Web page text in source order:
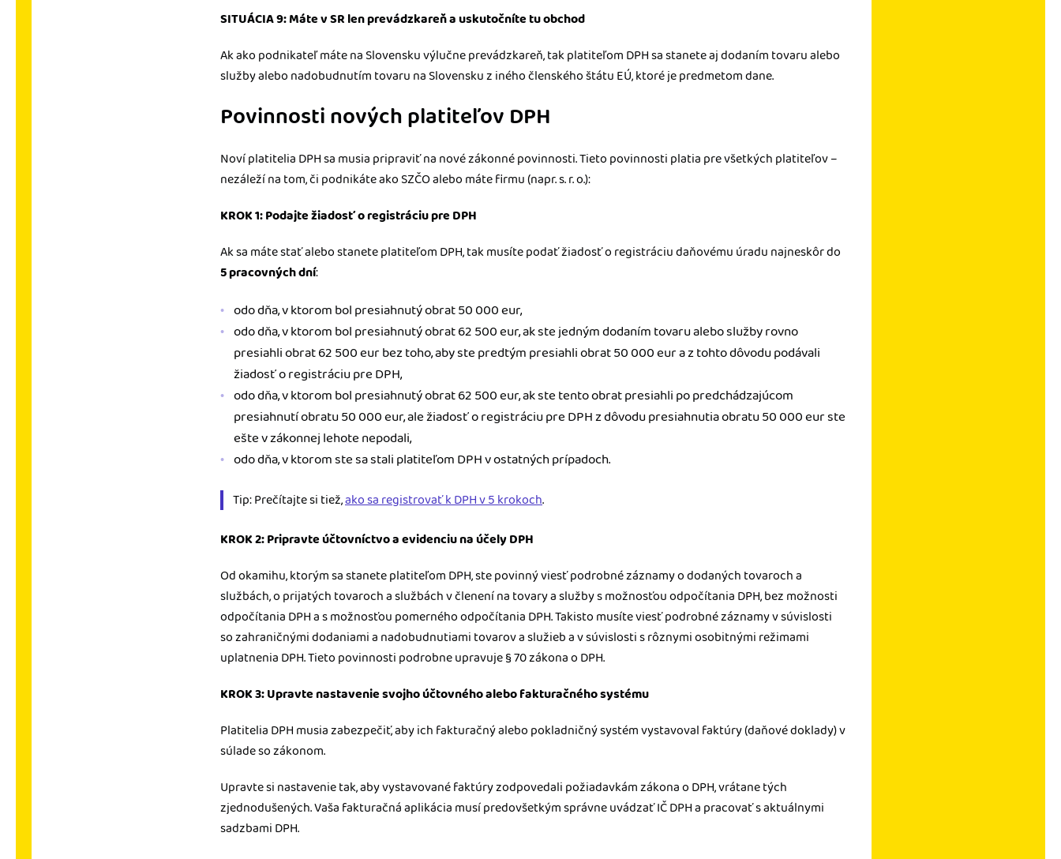
SITUÁCIA 9: Máte v SR len prevádzkareň a uskutočníte tu obchod
Ak ako podnikateľ máte na Slovensku výlučne prevádzkareň, tak platiteľom DPH sa stanete aj dodaním tovaru alebo
služby alebo nadobudnutím tovaru na Slovensku z iného členského štátu EÚ, ktoré je predmetom dane.
Povinnosti nových platiteľov DPH
Noví platitelia DPH sa musia pripraviť na nové zákonné povinnosti. Tieto povinnosti platia pre všetkých platiteľov –
nezáleží na tom, či podnikáte ako SZČO alebo máte firmu (napr. s. r. o.):
KROK 1: Podajte žiadosť o registráciu pre DPH
Ak sa máte stať alebo stanete platiteľom DPH, tak musíte podať žiadosť o registráciu daňovému úradu najneskôr do
5 pracovných dní:
odo dňa, v ktorom bol presiahnutý obrat 50 000 eur,
odo dňa, v ktorom bol presiahnutý obrat 62 500 eur, ak ste jedným dodaním tovaru alebo služby rovno
presiahli obrat 62 500 eur bez toho, aby ste predtým presiahli obrat 50 000 eur a z tohto dôvodu podávali
žiadosť o registráciu pre DPH,
odo dňa, v ktorom bol presiahnutý obrat 62 500 eur, ak ste tento obrat presiahli po predchádzajúcom
presiahnutí obratu 50 000 eur, ale žiadosť o registráciu pre DPH z dôvodu presiahnutia obratu 50 000 eur ste
ešte v zákonnej lehote nepodali,
odo dňa, v ktorom ste sa stali platiteľom DPH v ostatných prípadoch.
Tip: Prečítajte si tiež,ako sa registrovať k DPH v 5 krokoch.
KROK 2: Pripravte účtovníctvo a evidenciu na účely DPH
Od okamihu, ktorým sa stanete platiteľom DPH, ste povinný viesť podrobné záznamy o dodaných tovaroch a
službách, o prijatých tovaroch a službách v členení na tovary a služby s možnosťou odpočítania DPH, bez možnosti
odpočítania DPH a s možnosťou pomerného odpočítania DPH. Takisto musíte viesť podrobné záznamy v súvislosti
so zahraničnými dodaniami a nadobudnutiami tovarov a služieb a v súvislosti s rôznymi osobitnými režimami
uplatnenia DPH. Tieto povinnosti podrobne upravuje § 70 zákona o DPH.
KROK 3: Upravte nastavenie svojho účtovného alebo fakturačného systému
Platitelia DPH musia zabezpečiť, aby ich fakturačný alebo pokladničný systém vystavoval faktúry (daňové doklady) v
súlade so zákonom.
Upravte si nastavenie tak, aby vystavované faktúry zodpovedali požiadavkám zákona o DPH, vrátane tých
zjednodušených. Vaša fakturačná aplikácia musí predovšetkým správne uvádzať IČ DPH a pracovať s aktuálnymi
sadzbami DPH.